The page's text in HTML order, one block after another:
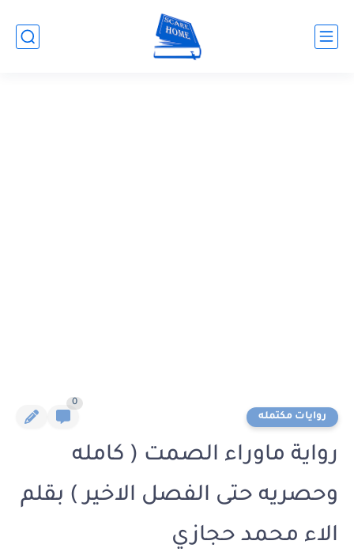
روايات مكتمله
0
رواية ماوراء الصمت ( كامله
وحصريه حتى الفصل الاخير ) بقلم
الاء محمد حجازي